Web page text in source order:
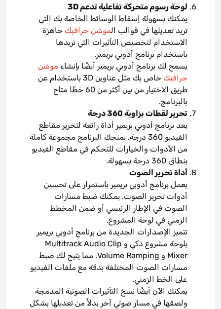
لوحة رسوم متحركة تفاعلية تدعم 3D
يمكنك بسهولة إسقاط الوسائط الخاصة بك التي
تريد تعديلها في قوالب الموشن جرافيك جاهزة
الاستخدام لتخصيص التأثيرات التي تريدها
باستخدام برنامج أدوبي بريمير.
يسمح لك برنامج أدوبي بريمير أيضًا بإنشاء موشن
جرافيك
خاص بك مثل عناوين 3D باستخدام عن
طريق الاختيار من بين أكثر من 60 خطًا متاح
بالبرنامج.
تحرير لقطات بزاوية 360 درجة
يعد برنامج أدوبي بريمير أداة رائعة لتحرير مقاطع
الفيديو 360 درجة. يمنحك البرنامج مجموعة كاملة
من الأدوات والخيارات للتحكم في مقاطع الفيديو
بنطاق 360 درجة بسهولة.
أداة تحرير الصوت
يعمل برنامج أدوبي بريمير باستمرار على تحسين
أدوات تحرير الصوت. يمكنك ضبط مسارات
الصوت في الإطار الرئيسي أو ضمن المخطط
الزمني في لوحة المشروع.
تتميز الإصدارات الجديدة من برنامج أدوبي بريمير
بلوحة مشروع ذكي و Multitrack Audio Clip
Mixer و Volume Ramping. مما يتيح لك ضبط
مسارات الصوت المختلفة بدقة مع ملفات الفيديو
على الخط الزمني.
يمكنك الآن أيضًا نسخ التأثيرات الصوتية المدمجة
ولصقها في مسار صوتي آخر بدلاً من تعديلها بشكل